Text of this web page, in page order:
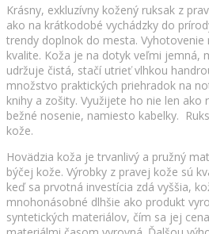
Krásny, exkluzívny kožený ruksak z
ako na krátkodobé vychádzky do
trendy doplnok do mesta. Vyhotovenie
kvalite. Koža je na dotyk veľmi jemná,
udržuje čistá, stačí utrieť vlhkou
množstvo praktických priehradok na
knihy a zošity. Využijete ho nie len ako
bežné nosenie, namiesto kabelky.
kože.
Hovädzia koža je trvanlivý a pružný
býčej kože. Výrobky z pravej kože sú
keď sa prvotná investícia zdá vyššia,
mnohonásobné dlhšie ako produkt
syntetických materiálov, čím sa jej